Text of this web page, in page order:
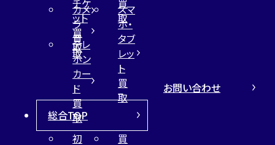
チケ
ット
買
取
買
取
カメ
ラ
買
取
スマ
ホ・
タブ
レッ
ト
買
取
テレ
ホン
カー
ド
買
取
総合TOP
初
買
お問い合わせ